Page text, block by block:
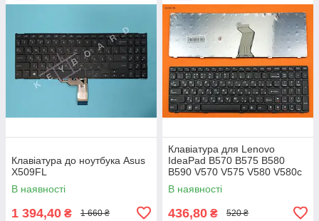
Клавіатура до ноутбука Asus
X509FL
В наявності
1 394,40 ₴ 1 660 ₴
Клавіатура для Lenovo
IdeaPad B570 B575 B580
B590 V570 V575 V580 V580c
Z570 Z575, RU, (Black,
Аналог)
В наявності
436,80 ₴ 520 ₴